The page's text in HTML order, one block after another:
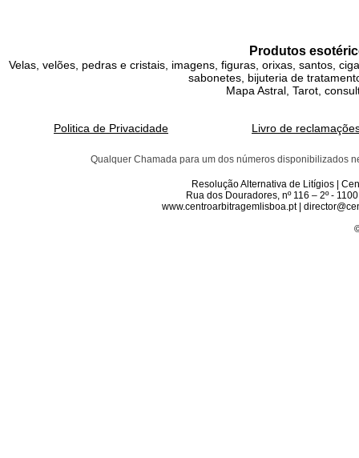
Produtos
Velas, velões, pedras e cristais, imagens, figuras, orixas, santos,
sabonetes, bijuteria de
Mapa Astral, Tarot,
Politica de Privacidade Livro de
Qualquer Chamada para um dos números disponibilizados
Resolução Alternativa de Litígios |
Rua dos Douradores, nº 116 – 2º -
www.centroarbitragemlisboa.pt |